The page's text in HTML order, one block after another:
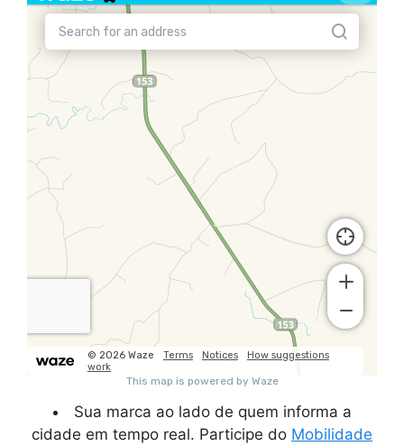
Sua marca ao lado de quem informa a
cidade em tempo real. Participe do Mobilidade